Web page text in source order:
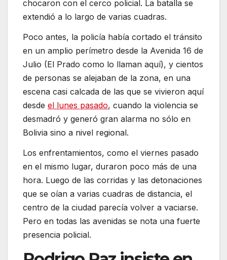
chocaron con el cerco policial. La batalla se
extendió a lo largo de varias cuadras.
Poco antes, la policía había cortado el tránsito
en un amplio perímetro desde la Avenida 16 de
Julio (El Prado como lo llaman aquí), y cientos
de personas se alejaban de la zona, en una
escena casi calcada de las que se vivieron aquí
desde el lunes pasado, cuando la violencia se
desmadró y generó gran alarma no sólo en
Bolivia sino a nivel regional.
Los enfrentamientos, como el viernes pasado
en el mismo lugar, duraron poco más de una
hora. Luego de las corridas y las detonaciones
que se oían a varias cuadras de distancia, el
centro de la ciudad parecía volver a vaciarse.
Pero en todas las avenidas se nota una fuerte
presencia policial.